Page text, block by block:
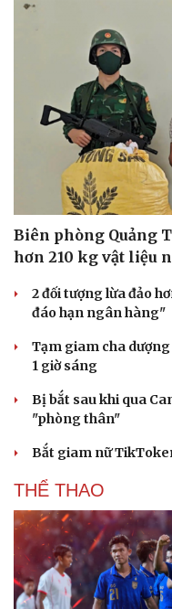
Du lịch
Săn Tour
check-in
Biên phòng Quảng
hơn 210 kg vật liệu
2 đối tượng lừa đảo
đáo hạn ngân hàng"
Tạm giam cha dượng
1 giờ sáng
Bị bắt sau khi qua
"phòng thân"
Bắt giam nữ
THỂ THAO